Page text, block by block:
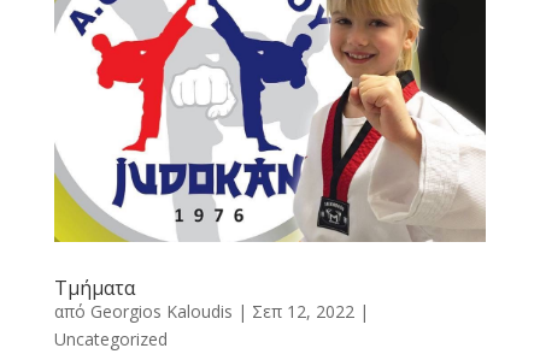
Τμήματα
από Georgios Kaloudis | Σεπ 12, 2022|
Uncategorized